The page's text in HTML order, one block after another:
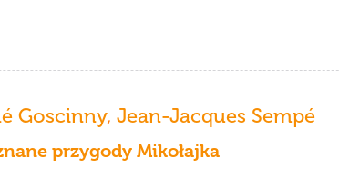
Goscinny, Jean-Jacques Sempé
przygody Mikołajka